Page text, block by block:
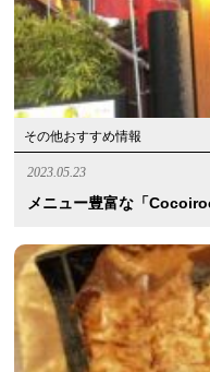
その他おすすめ情報
2023.05.23
メニュー豊富な「